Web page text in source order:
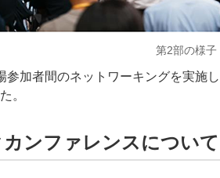
第2部の様子
参加者間のネットワーキングを実施
。
ンファレンスについて